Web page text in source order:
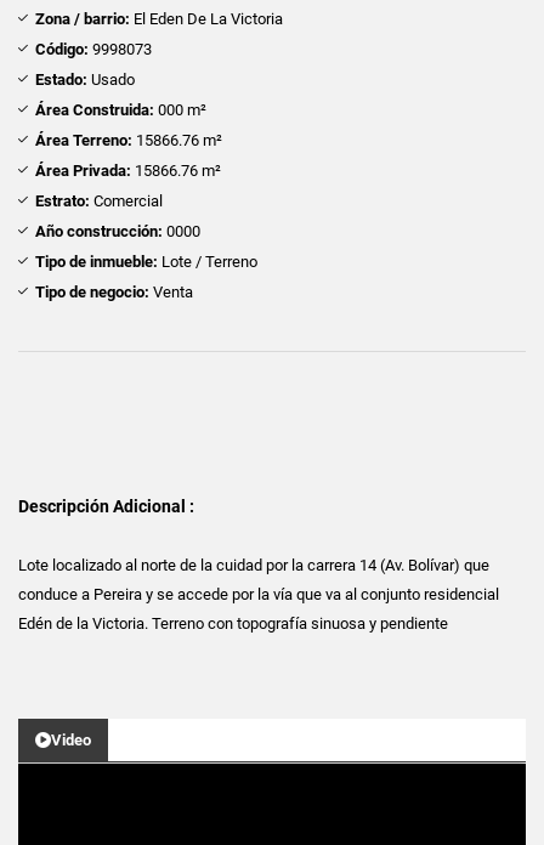
Zona / barrio: El Eden De La Victoria
Código: 9998073
Estado: Usado
Área Construida: 000 m²
Área Terreno: 15866.76 m²
Área Privada: 15866.76 m²
Estrato: Comercial
Año construcción: 0000
Tipo de inmueble: Lote / Terreno
Tipo de negocio: Venta
Descripción Adicional :
Lote localizado al norte de la cuidad por la carrera 14 (Av. Bolívar) que
conduce a Pereira y se accede por la vía que va al conjunto residencial
Edén de la Victoria. Terreno con topografía sinuosa y pendiente
Video